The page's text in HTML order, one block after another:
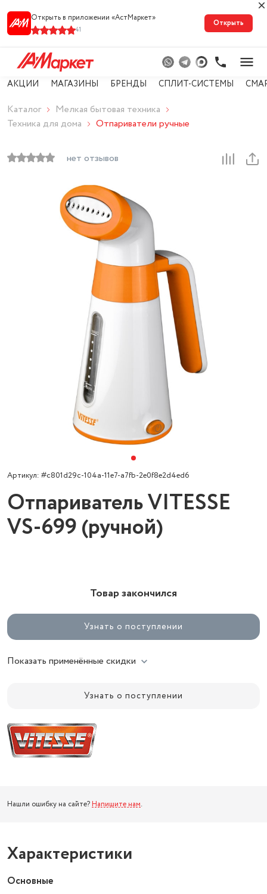
Открыть в приложении «АстМарке‪т‬»
41
Открыть
АКЦИИ МАГАЗИНЫ БРЕНДЫ СПЛИТ-СИСТЕМЫ
Каталог
Мелкая бытовая техника
Техника для дома
Отпариватели ручные
нет отзывов
Артикул: #c801d29c-104a-11e7-a7fb-2e0f8e2d4ed6
Отпариватель VITESSE
VS-699 (ручной)
Товар закончился
Узнать о поступлении
Показать применённые скидки
Узнать о поступлении
Нашли ошибку на сайте? Напишите нам.
Характеристики
Основные